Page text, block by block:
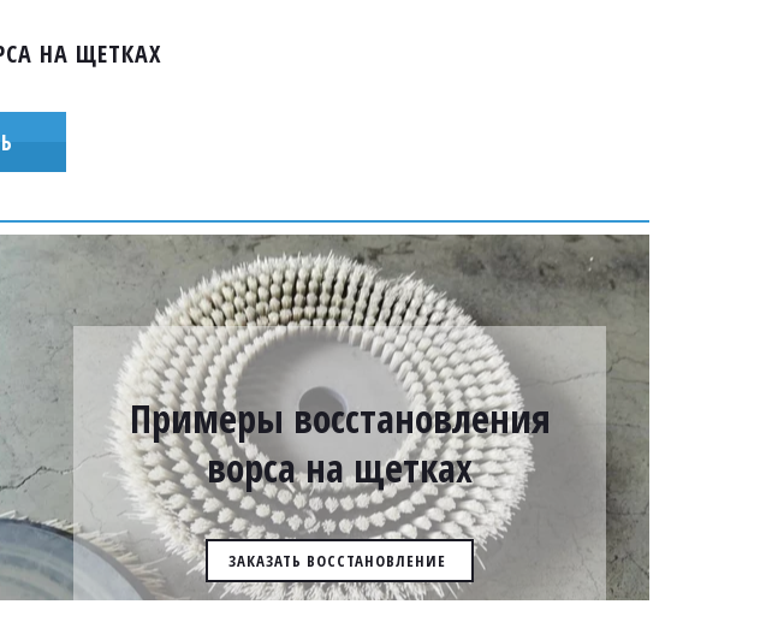
НА ЩЕТКАХ
Примеры восстановления
ворса на щетках
ЗАКАЗАТЬ ВОССТАНОВЛЕНИЕ